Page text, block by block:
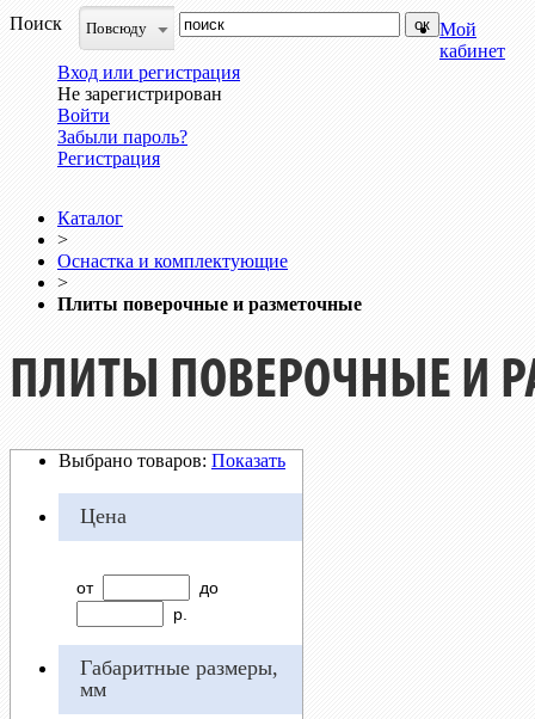
Поиск
Повсюду
Мой
кабинет
Вход или регистрация
Не зарегистрирован
Войти
Забыли пароль?
Регистрация
Каталог
>
Оснастка и комплектующие
>
Плиты поверочные и разметочные
ПЛИТЫ ПОВЕРОЧНЫЕ И
Выбрано товаров: Показать
Цена
от
до
р.
Габаритные размеры,
мм